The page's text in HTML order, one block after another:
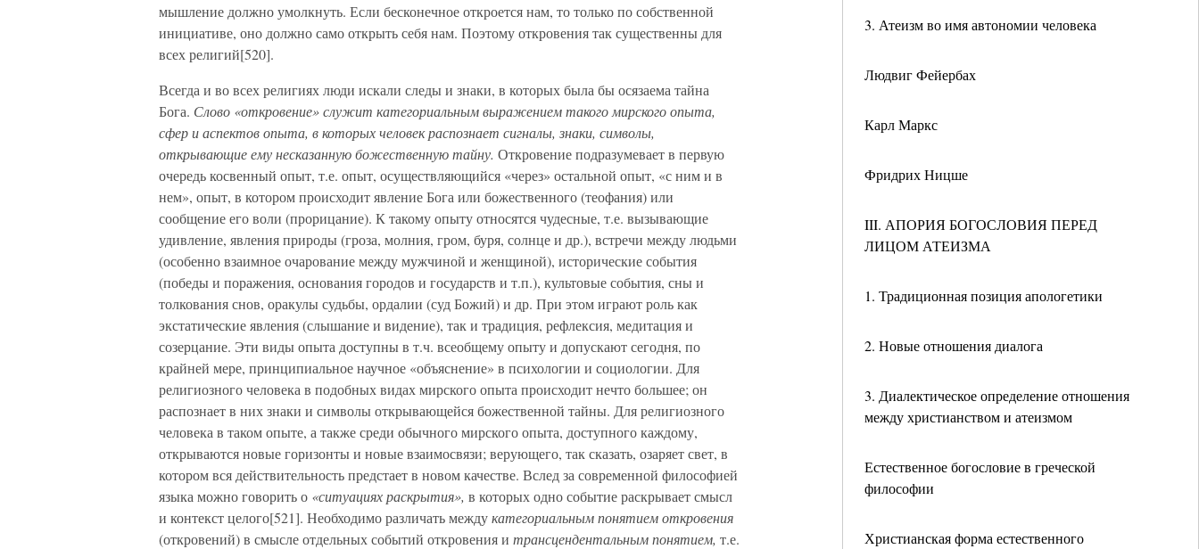
3. Атеизм во имя автономии человека
Людвиг Фейербах
Карл Маркс
Фридрих Ницше
III. АПОРИЯ БОГОСЛОВИЯ ПЕРЕД
ЛИЦОМ АТЕИЗМА
1. Традиционная позиция апологетики
2. Новые отношения диалога
3. Диалектическое определение отношения
между христианством и атеизмом
Естественное богословие в греческой
философии
Христианская форма естественного
мышление должно умолкнуть. Если бесконечное откроется нам, то только по собственной
инициативе, оно должно само открыть себя нам. Поэтому откровения так существенны для
всех религий[520].
Всегда и во всех религиях люди искали следы и знаки, в которых была бы осязаема тайна
Бога. Слово «откровение» служит категориальным выражением такого мирского опыта,
сфер и аспектов опыта, в которых человек распознает сигналы, знаки, символы,
открывающие ему несказанную божественную тайну. Откровение подразумевает в первую
очередь косвенный опыт, т.е. опыт, осуществляющийся «через» остальной опыт, «с ним и в
нем», опыт, в котором происходит явление Бога или божественного (теофания) или
сообщение его воли (прорицание). К такому опыту относятся чудесные, т.е. вызывающие
удивление, явления природы (гроза, молния, гром, буря, солнце и др.), встречи между людьми
(особенно взаимное очарование между мужчиной и женщиной), исторические события
(победы и поражения, основания городов и государств и т.п.), культовые события, сны и
толкования снов, оракулы судьбы, ордалии (суд Божий) и др. При этом играют роль как
экстатические явления (слышание и видение), так и традиция, рефлексия, медитация и
созерцание. Эти виды опыта доступны в т.ч. всеобщему опыту и допускают сегодня, по
крайней мере, принципиальное научное «объяснение» в психологии и социологии. Для
религиозного человека в подобных видах мирского опыта происходит нечто большее; он
распознает в них знаки и символы открывающейся божественной тайны. Для религиозного
человека в таком опыте, а также среди обычного мирского опыта, доступного каждому,
открываются новые горизонты и новые взаимосвязи; верующего, так сказать, озаряет свет, в
котором вся действительность предстает в новом качестве. Вслед за современной философией
языка можно говорить о «ситуациях раскрытия», в которых одно событие раскрывает смысл
и контекст целого[521]. Необходимо различать междукатегориальным понятием откровения
(откровений) в смысле отдельных событий откровения и трансцендентальным понятием, т.е.